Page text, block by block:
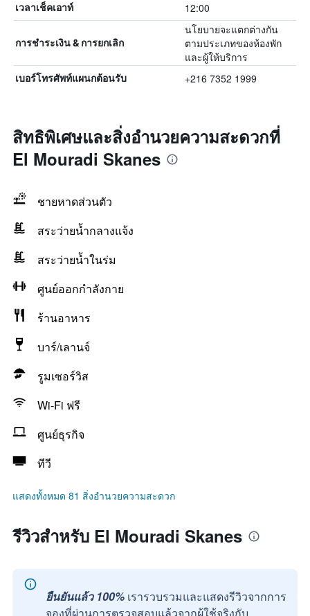
เวลาเช็คเอาท์ 12:00
การชำระเงิน & การยกเลิก
นโยบายจะแตกต่างกัน
ตามประเภทของห้องพัก
และผู้ให้บริการ
เบอร์โทรศัพท์แผนกต้อนรับ +216 7352 1999
สิทธิพิเศษและสิ่งอำนวยความสะดวกที่
El Mouradi Skanes
ชายหาดส่วนตัว
สระว่ายน้ำกลางแจ้ง
สระว่ายน้ำในร่ม
ศูนย์ออกกำลังกาย
ร้านอาหาร
บาร์/เลานจ์
รูมเซอร์วิส
Wi-Fi ฟรี
ศูนย์ธุรกิจ
ทีวี
แสดงทั้งหมด 81 สิ่งอำนวยความสะดวก
รีวิวสำหรับ El Mouradi Skanes
ยืนยันแล้ว 100% เรารวบรวมและแสดงรีวิวจากการ